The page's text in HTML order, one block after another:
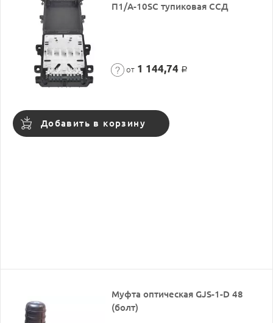
П1/A-10SC тупиковая ССД
от 1 144,74 Р
Добавить в корзину
Муфта оптическая GJS-1-D 48
(болт)